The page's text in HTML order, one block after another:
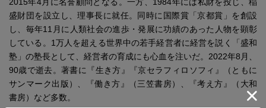
盛財団を設立し、理事長に就任。同時に国際賞「京都賞」を創設
し、毎年11月に人類社会の進歩・発展に功績のあった人物を顕彰
している。1万人を超える世界中の若手経営者に経営を説く「盛和
塾」の塾長として、経営者の育成にも心血を注いだ。2022年8月、
90歳で逝去。著書に『生き方』『京セラフィロソフィ』（ともに
サンマーク出版）、『働き方』（三笠書房）、『考え方』（大和
書房）など多数。